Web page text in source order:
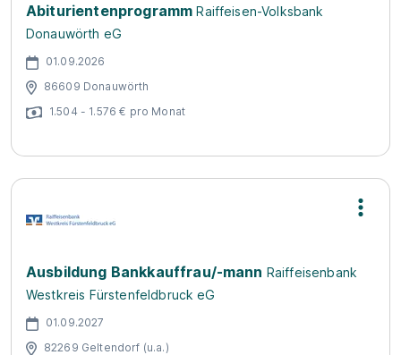
Abiturientenprogramm Raiffeisen-Volksbank
Donauwörth eG
01.09.2026
86609 Donauwörth
1.504 - 1.576 € pro Monat
Ausbildung Bankkauffrau/-mann Raiffeisenbank
Westkreis Fürstenfeldbruck eG
01.09.2027
82269 Geltendorf (u.a.)